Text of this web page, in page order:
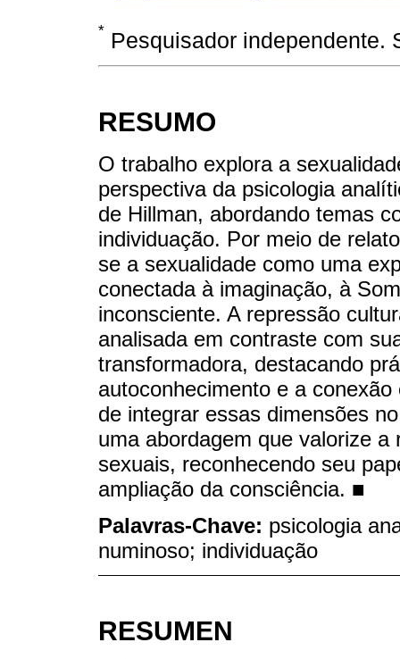
* Pesquisador independente.
RESUMO
O trabalho explora a
perspectiva da psicologia
de Hillman, abordando temas
individuação. Por meio de
se a sexualidade como uma
conectada à imaginação, à
inconsciente. A repressão
analisada em contraste com
transformadora, destacando
autoconhecimento e a
de integrar essas dimensões
uma abordagem que valorize
sexuais, reconhecendo seu
ampliação da consciência. ■
Palavras-Chave: psicologia
numinoso; individuação
RESUMEN